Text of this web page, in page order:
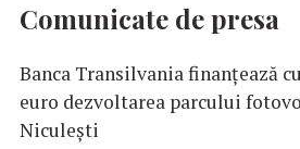
Comunicate de presa
Banca Transilvania finanțează
euro dezvoltarea parcului
Niculești